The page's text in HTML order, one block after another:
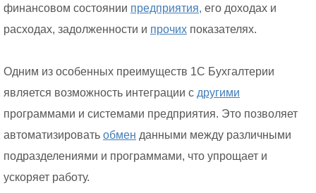
финансовом состоянии предприятия, его доходах и
расходах, задолженности и прочих показателях.
Одним из особенных преимуществ 1С Бухгалтерии
является возможность интеграции с другими
программами и системами предприятия. Это позволяет
автоматизировать обмен данными между различными
подразделениями и программами, что упрощает и
ускоряет работу.